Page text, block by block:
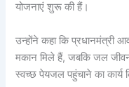
योजनाएं शुरू की हैं।
उन्होंने कहा कि प्रधानमंत्री
मकान मिले हैं, जबकि जल
स्वच्छ पेयजल पहुंचाने का कार्य